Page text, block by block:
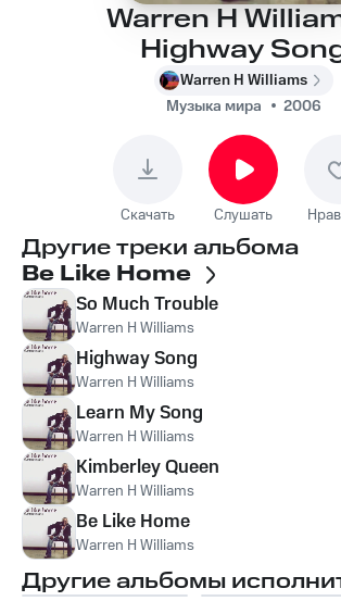
Warren H
Highway
Warren H Williams
Музыка мира
2006
Скачать Слушать
Другие треки альбома
Be Like Home
So Much Trouble
Warren H Williams
Highway Song
Warren H Williams
Learn My Song
Warren H Williams
Kimberley Queen
Warren H Williams
Be Like Home
Warren H Williams
Другие альбомы